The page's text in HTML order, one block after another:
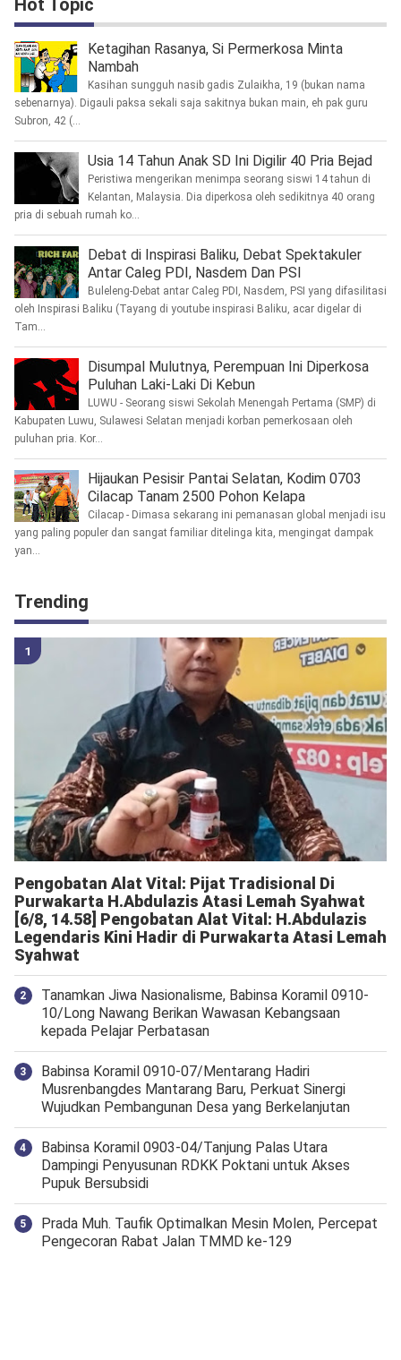
Hot Topic
Ketagihan Rasanya, Si Permerkosa Minta
Nambah
Kasihan sungguh nasib gadis Zulaikha, 19 (bukan nama
sebenarnya). Digauli paksa sekali saja sakitnya bukan main, eh pak guru
Subron, 42 (...
Usia 14 Tahun Anak SD Ini Digilir 40 Pria Bejad
Peristiwa mengerikan menimpa seorang siswi 14 tahun di
Kelantan, Malaysia. Dia diperkosa oleh sedikitnya 40 orang
pria di sebuah rumah ko...
Debat di Inspirasi Baliku, Debat Spektakuler
Antar Caleg PDI, Nasdem Dan PSI
Buleleng-Debat antar Caleg PDI, Nasdem, PSI yang difasilitasi
oleh Inspirasi Baliku (Tayang di youtube inspirasi Baliku, acar digelar di
Tam...
Disumpal Mulutnya, Perempuan Ini Diperkosa
Puluhan Laki-Laki Di Kebun
LUWU - Seorang siswi Sekolah Menengah Pertama (SMP) di
Kabupaten Luwu, Sulawesi Selatan menjadi korban pemerkosaan oleh
puluhan pria. Kor...
Hijaukan Pesisir Pantai Selatan, Kodim 0703
Cilacap Tanam 2500 Pohon Kelapa
Cilacap - Dimasa sekarang ini pemanasan global menjadi isu
yang paling populer dan sangat familiar ditelinga kita, mengingat dampak
yan...
Trending
Pengobatan Alat Vital: Pijat Tradisional Di
Purwakarta H.Abdulazis Atasi Lemah Syahwat
[6/8, 14.58] Pengobatan Alat Vital: H.Abdulazis
Legendaris Kini Hadir di Purwakarta Atasi Lemah
Syahwat
Tanamkan Jiwa Nasionalisme, Babinsa Koramil 0910-
10/Long Nawang Berikan Wawasan Kebangsaan
kepada Pelajar Perbatasan
Babinsa Koramil 0910-07/Mentarang Hadiri
Musrenbangdes Mantarang Baru, Perkuat Sinergi
Wujudkan Pembangunan Desa yang Berkelanjutan
‎Babinsa Koramil 0903-04/Tanjung Palas Utara
Dampingi Penyusunan RDKK Poktani untuk Akses
Pupuk Bersubsidi
Prada Muh. Taufik Optimalkan Mesin Molen, Percepat
Pengecoran Rabat Jalan TMMD ke-129